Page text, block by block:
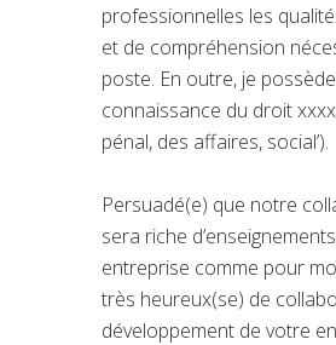
professionnelles les
et de compréhension
poste. En outre, je
connaissance du droit
pénal, des affaires, social’).
Persuadé(e) que notre
sera riche
entreprise comme pour
très heureux(se) de
développement de votre